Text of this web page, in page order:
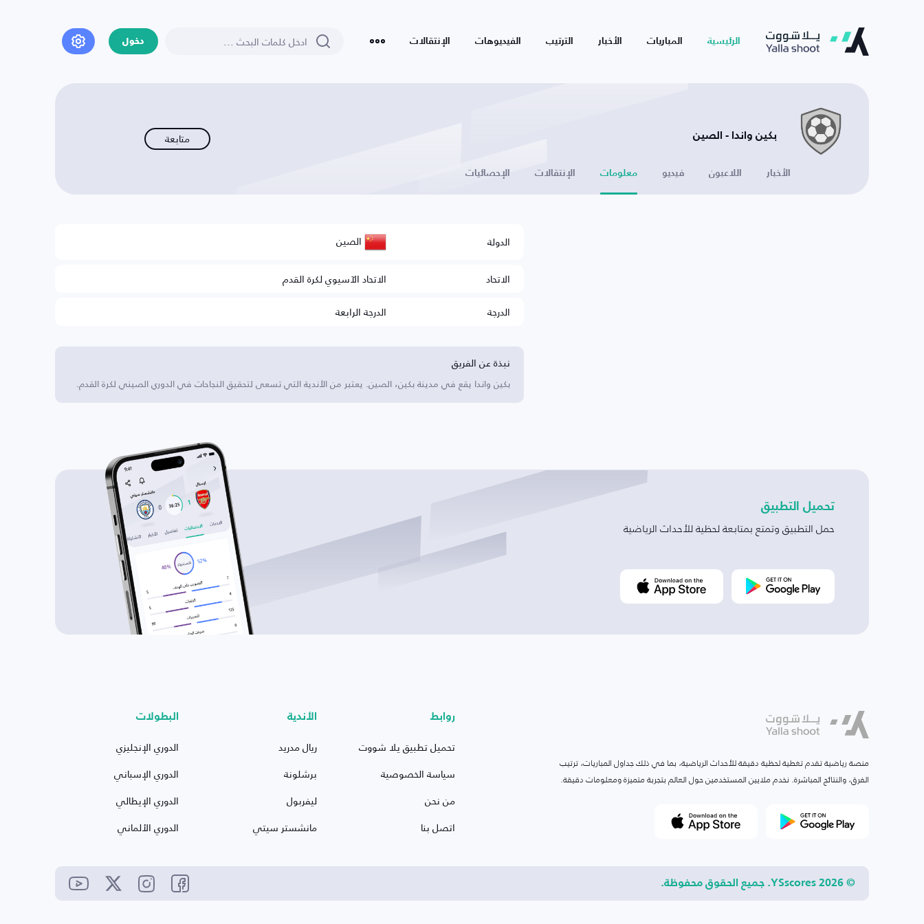
الرئيسية المباريات الأخبار الترتيب الفيديوهات الإنتقالات دخول
بكين واندا - الصين متابعة
الأخبار اللاعبون فيديو معلومات الإنتقالات الإحصائيات
الدولة الصين
الاتحاد
الاتحاد الآسيوي لكرة القدم
الدرجة
الدرجة الرابعة
نبذة عن الفريق
بكين واندا يقع في مدينة بكين، الصين. يعتبر من الأندية التي تسعى لتحقيق النجاحات في الدوري الصيني لكرة القدم.
تحميل التطبيق
حمل التطبيق وتمتع بمتابعة لحظية للأحداث الرياضية
منصة رياضية تقدم تغطية لحظية دقيقة للأحداث الرياضية، بما في ذلك جداول المباريات، ترتيب
الفرق، والنتائج المباشرة. نخدم ملايين المستخدمين حول العالم بتجربة متميزة ومعلومات دقيقة.
روابط
تحميل تطبيق يلا شووت
سياسة الخصوصية
من نحن
اتصل بنا
الأندية
ريال مدريد
برشلونة
ليفربول
مانشستر سيتي
البطولات
الدوري الإنجليزي
الدوري الإسباني
الدوري الإيطالي
الدوري الألماني
© 2026 YSscores. جميع الحقوق محفوظة.